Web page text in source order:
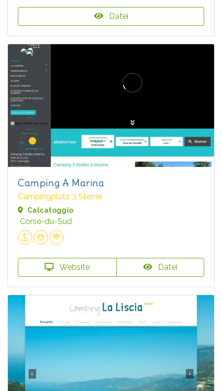
Datei
Camping A Marina
Campingplatz 3 Sterne
Calcatoggio
Corse-du-Sud
Website Datei